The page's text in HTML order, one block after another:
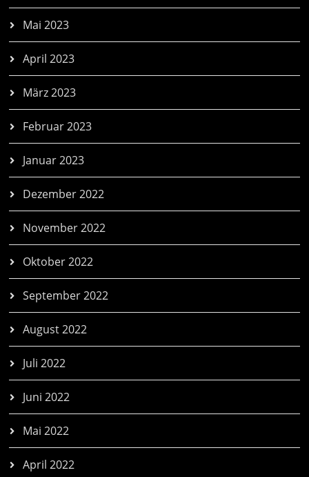
Mai 2023
April 2023
März 2023
Februar 2023
Januar 2023
Dezember 2022
November 2022
Oktober 2022
September 2022
August 2022
Juli 2022
Juni 2022
Mai 2022
April 2022